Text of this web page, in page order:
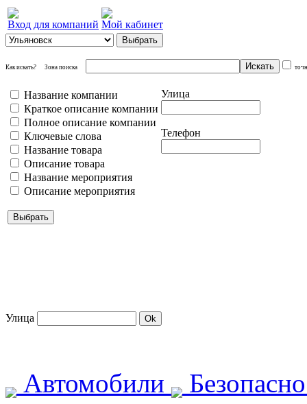
Вход для компаний Мой кабинет
Как искать? Зона поиска
Название компании
Краткое описание компании
Полное описание компании
Ключевые слова
Название товара
Описание товара
Название мероприятия
Описание мероприятия
Улица
Телефон
Улица
Автомобили